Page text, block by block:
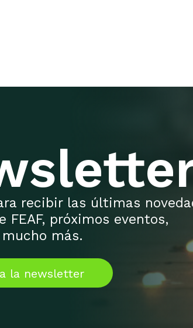
recibir las últimas
FEAF, próximos eventos,
más.
la newsletter